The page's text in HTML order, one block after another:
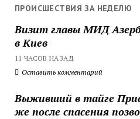
ПРОИСШЕСТВИЯ ЗА НЕДЕЛЮ
Визит главы МИД
в Киев
11 ЧАСОВ НАЗАД
Оставить комментарий
Выживший в тайге
же после спасения